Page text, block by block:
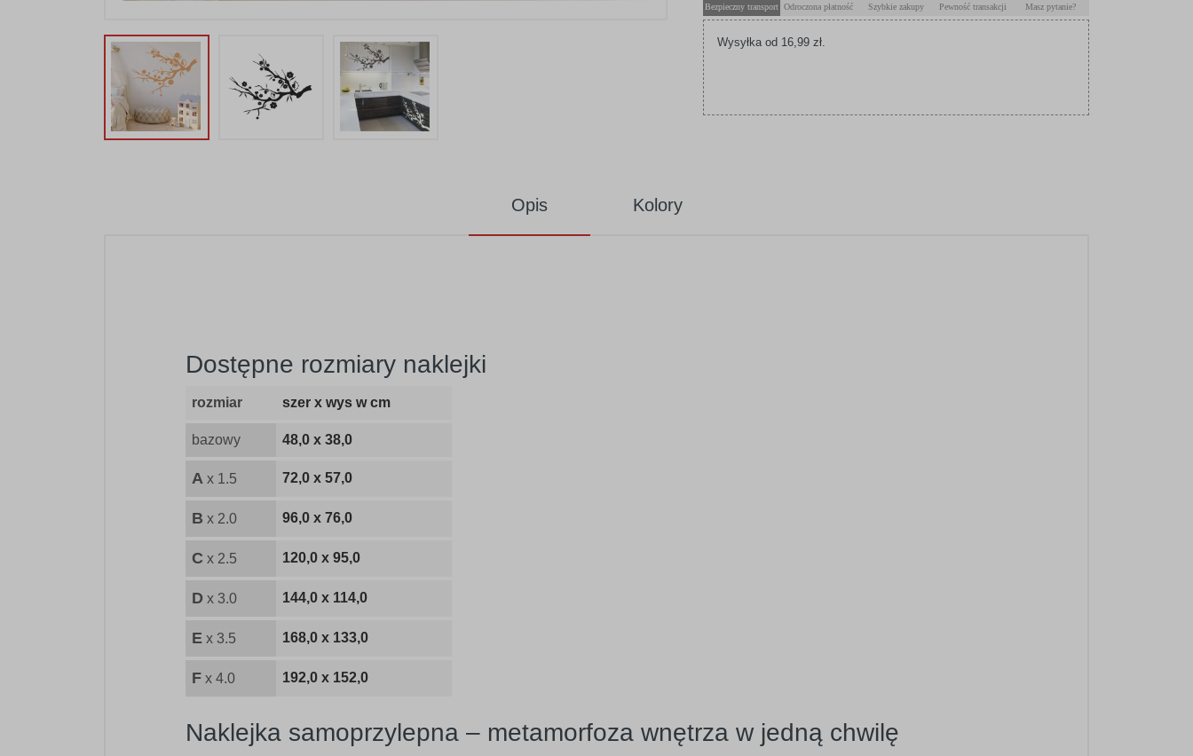
Bezpieczny transport Odroczona płatność Szybkie zakupy Pewność transakcji Masz pytanie?
Wysyłka od 16,99 zł.
Opis Kolory
Dostępne rozmiary naklejki
rozmiar szer x wys w cm
bazowy 48,0 x 38,0
A x 1.5 72,0 x 57,0
B x 2.0 96,0 x 76,0
C x 2.5 120,0 x 95,0
D x 3.0 144,0 x 114,0
E x 3.5 168,0 x 133,0
F x 4.0 192,0 x 152,0
Naklejka samoprzylepna – metamorfoza wnętrza w jedną chwilę